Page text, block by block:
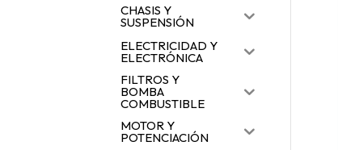
CHASIS Y
SUSPENSIÓN
ELECTRICIDAD Y
ELECTRÓNICA
FILTROS Y
BOMBA
COMBUSTIBLE
MOTOR Y
POTENCIACIÓN